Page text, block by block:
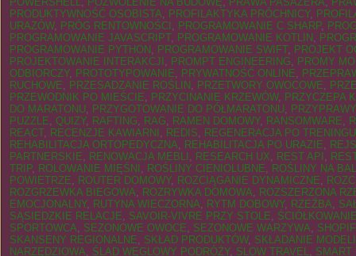
PRODUKTYWNOŚĆ OSOBISTA, PROFILAKTYKA PRÓCHNICY,
URAZÓW, PRÓG RENTOWNOŚCI , PROGRAMOWANIE C SHARP,
PROGRAMOWANIE JAVASCRIPT, PROGRAMOWANIE KOTLIN ,
PROGRAMOWANIE PYTHON , PROGRAMOWANIE SWIFT, PROJEKT
PROJEKTOWANIE INTERAKCJI , PROMPT ENGINEERING, PROMY
ODBIORCZY, PROTOTYPOWANIE, PRYWATNOŚĆ ONLINE,
RUCHOWE, PRZESADZANIE ROŚLIN , PRZETWORY OWOCOWE,
PRZEWODNIK PO MIEŚCIE, PRZYCINANIE KRZEWÓW, PRZYCZEPA
DO MARATONU, PRZYGOTOWANIE DO PÓŁMARATONU,
PUZZLE, QUIZY, RAFTING, RAG, RAMEN DOMOWY, RANSOMWARE,
REACT, RECENZJE KAWIARNI , REDIS, REGENERACJA PO TRENINGU
REHABILITACJA ORTOPEDYCZNA, REHABILITACJA PO URAZIE,
PARTNERSKIE, RENOWACJA MEBLI , RESEARCH UX, REST API ,
TRIP, ROLOWANIE MIĘŚNI , ROŚLINY CIENIOLUBNE, ROŚLINY NA
POWIETRZE, ROUTER DOMOWY, ROZCIĄGANIE DYNAMICZNE,
ROZGRZEWKA BIEGOWA, ROZRYWKA DOMOWA, ROZSZERZONA
EMOCJONALNY, RUTYNA WIECZORNA, RYTM DOBOWY, RZEŹBA,
SĄSIEDZKIE RELACJE, SAVOIR-VIVRE PRZY STOLE,
SPORTOWCA, SEZONOWE OWOCE, SEZONOWE WARZYWA,
SKANSENY REGIONALNE, SKŁAD PRODUKTÓW, SKŁADANIE MODELI
NARZĘDZIOWA, ŚLAD WĘGLOWY PODRÓŻY, SLOW TRAVEL, SMART